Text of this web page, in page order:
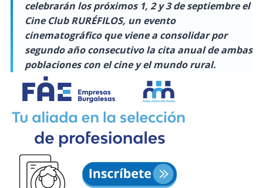
celebrarán los próximos 1, 2 y 3 de septiembre el
Cine Club RURÉFILOS, un evento
cinematográfico que viene a consolidar por
segundo año consecutivo la cita anual de ambas
poblaciones con el cine y el mundo rural.